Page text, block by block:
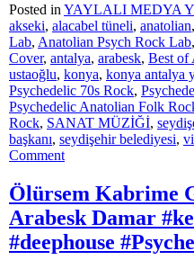
Posted in YAYLALI MEDYA
akseki, alacabel tüneli, anatolian,
Lab, Anatolian Psych Rock Lab,
Cover, antalya, arabesk, Best of
ustaoğlu, konya, konya antalya
Psychedelic 70s Rock,
Psychedelic Anatolian Folk
Rock, SANAT MÜZİĞİ,
başkanı, seydişehir belediyesi,
Commenton
Gerçekler
Seydişehir
38.
Program
Konuğumuz:
Ölürsem Kabrime
Arabesk Damar
#deephouse